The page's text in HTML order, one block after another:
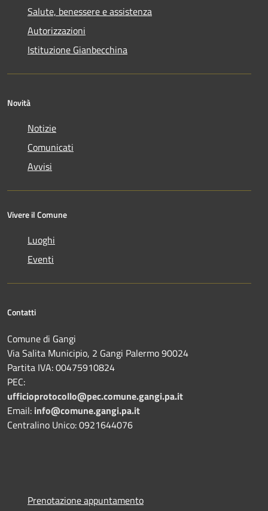
Salute, benessere e assistenza
Autorizzazioni
Istituzione Gianbecchina
Novità
Notizie
Comunicati
Avvisi
Vivere il Comune
Luoghi
Eventi
Contatti
Comune di Gangi
Via Salita Municipio, 2 Gangi Palermo 90024
Partita IVA: 00475910824
PEC:
ufficioprotocollo@pec.comune.gangi.pa.it
Email: info@comune.gangi.pa.it
Centralino Unico: 0921644076
Prenotazione appuntamento